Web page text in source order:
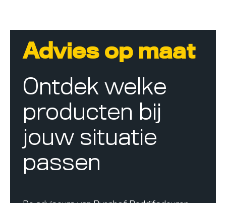
Advies op maat
Ontdek welke
producten bij
jouw situatie
passen